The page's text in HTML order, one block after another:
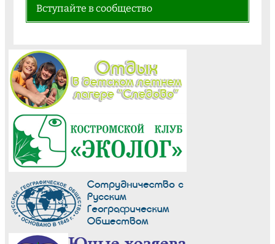
Вступайте в сообщество